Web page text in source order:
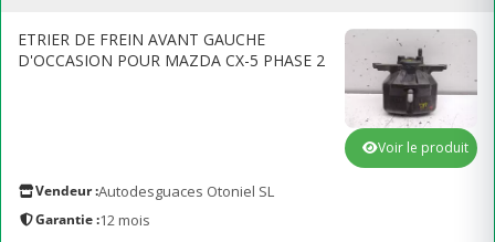
ETRIER DE FREIN AVANT GAUCHE
D'OCCASION POUR MAZDA CX-5 PHASE 2
Vendeur :Autodesguaces Otoniel SL
Garantie :12 mois
Voir le produit